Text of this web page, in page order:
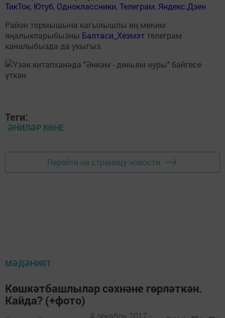
ТикТок, Ютуб, Одноклассники,Телеграм, Яндекс.Дзен
Район тормышына кагылышлы иң мөһим
яңалыкларыбызны Балтаси_Хезмэт телеграм
каналыбызда да укыгыз.
Теги:
ӘНИЛӘР КӨНЕ
Перейти на страницу новости
МӘДӘНИЯТ
Көшкәтбашлылар сәхнәне гөрләткән.
Кайда? (+фото)
4 декабрь 2017 -